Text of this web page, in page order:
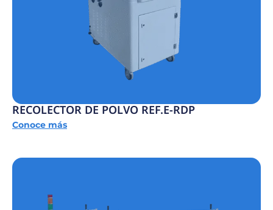
RECOLECTOR DE POLVO REF.E-RDP
Conoce más